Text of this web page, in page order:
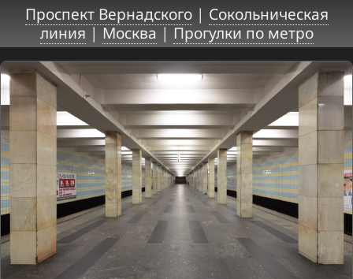
Проспект Вернадского| Сокольническая
линия|Москва|Прогулки по метро